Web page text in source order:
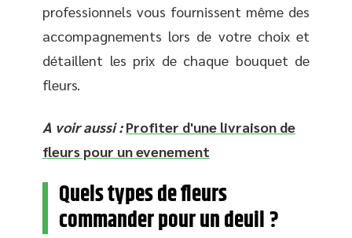
professionnels vous fournissent même des
accompagnements lors de votre choix et
détaillent les prix de chaque bouquet de
fleurs.
A voir aussi : Profiter d'une livraison de
fleurs pour un evenement
Quels types de fleurs
commander pour un deuil ?